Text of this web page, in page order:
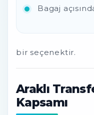
Bagaj
bir seçenektir.
Araklı
Kapsamı